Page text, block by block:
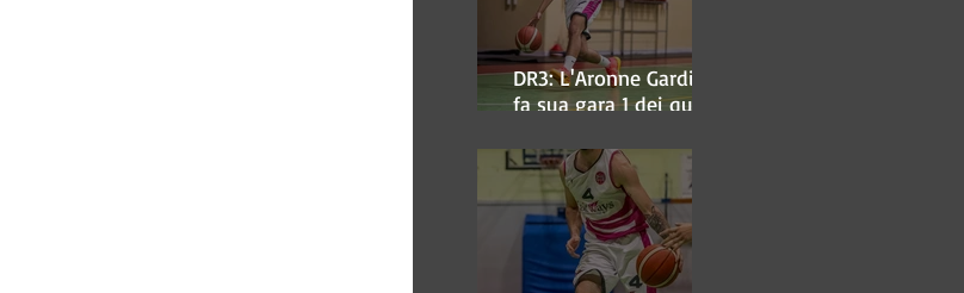
DR3: L'Aronne Gardini
fa sua gara 1 dei quarti